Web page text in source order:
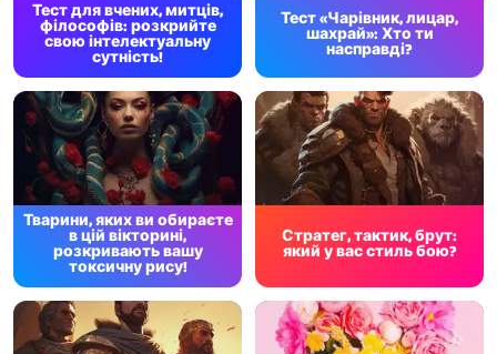
Тест для вчених, митців,
філософів: розкрийте
свою інтелектуальну
сутність!
Тест «Чарівник, лицар,
шахрай»: Хто ти
насправді?
Тварини, яких ви обираєте
в цій вікторині,
розкривають вашу
токсичну рису!
Стратег, тактик, брут:
який у вас стиль бою?